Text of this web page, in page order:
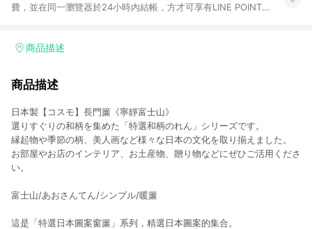
費，並在同一瀏覽器於24小時內結帳，方才可享有LINE POINTS
4. 不具回饋資格種類商品：電子禮券。 5. 回饋點數計算將排除訂
錄，相關問題請於保留時間內聯絡客服中心，並由康達盛通生活
提供簡單、快速、輕鬆的購物流程及體驗，將不定期推出精選、
話題性或期間限定商品來滿足您的喜好。
商品描述
商品描述
日本製【コスモ】長門簾《寧靜富士山》
選りすぐりの和柄を集めた「特選和柄のれん」シリーズです。
縁起物や季節の柄、美人画など様々な日本の文化を取り揃えました。
お部屋やお店のインテリア、お土産物、贈り物などにぜひご活用くださ
い。
富士山/あおさんてん/シンプル/暖簾
這是「特選日本圖案窗簾」系列，精選日本圖案的集合。